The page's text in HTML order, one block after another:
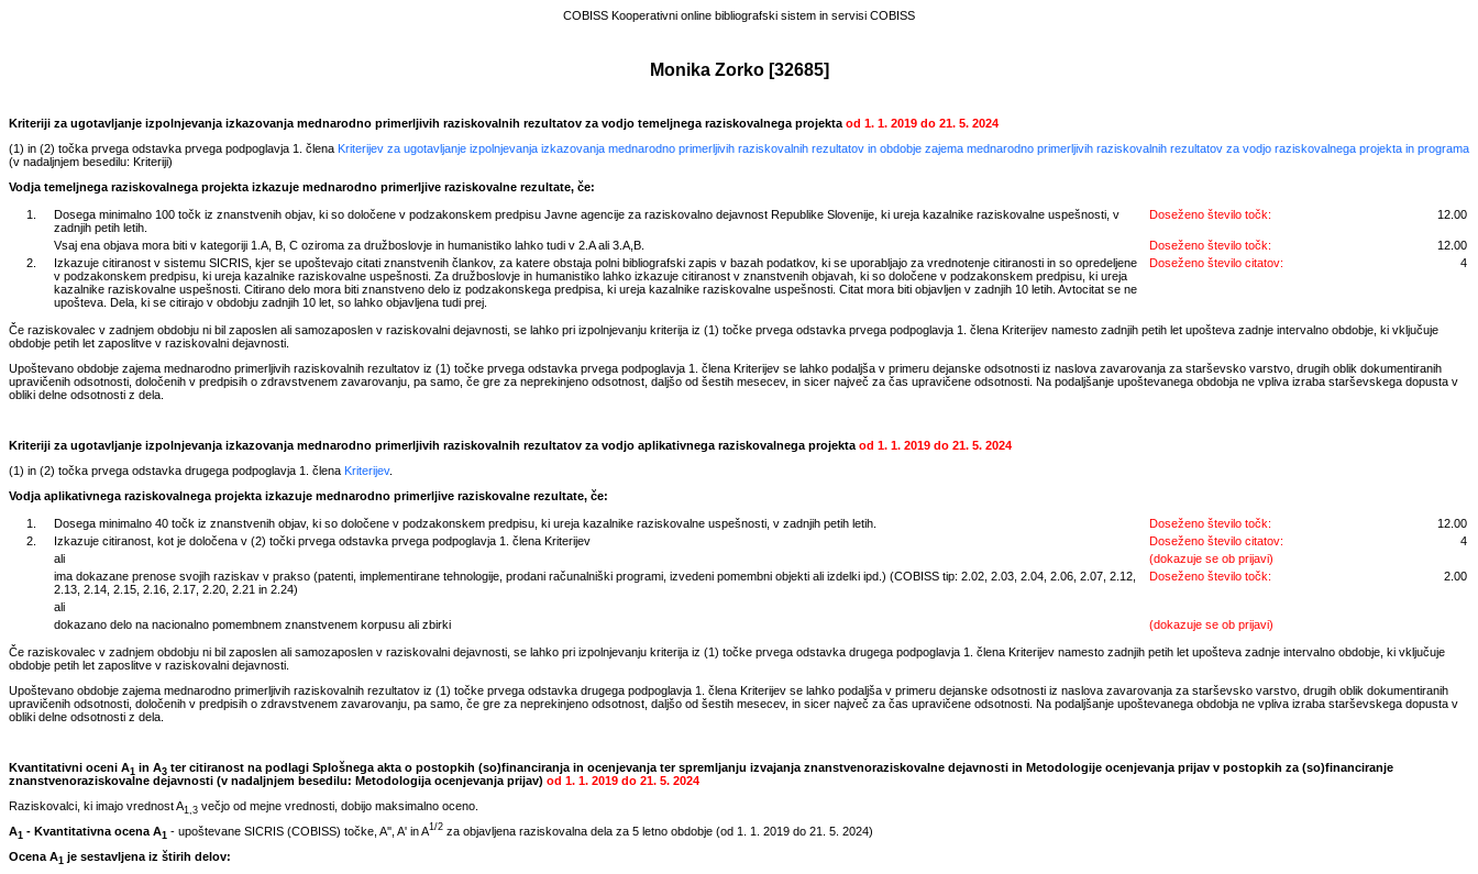
COBISS Kooperativni online bibliografski sistem in servisi COBISS
Monika Zorko[32685]
Kriteriji za ugotavljanje izpolnjevanja izkazovanja mednarodno primerljivih raziskovalnih rezultatov za vodjo temeljnega raziskovalnega projektaod 1. 1. 2019 do 21. 5. 2024
(1) in (2) točka prvega odstavka prvega podpoglavja 1. člena Kriterijev za ugotavljanje izpolnjevanja izkazovanja mednarodno primerljivih raziskovalnih rezultatov in obdobje zajema mednarodno primerljivih raziskovalnih rezultatov za vodjo raziskovalnega projekta in programa
(v nadaljnjem besedilu: Kriteriji)
Vodja temeljnega raziskovalnega projekta izkazuje mednarodno primerljive raziskovalne rezultate, če:
1.
Dosega minimalno 100 točk iz znanstvenih objav, ki so določene v podzakonskem predpisu Javne agencije za raziskovalno dejavnost Republike Slovenije, ki ureja kazalnike raziskovalne uspešnosti, v
zadnjih petih letih.
Doseženo število točk: 12.00
Vsaj ena objava mora biti v kategoriji 1.A, B, C oziroma za družboslovje in humanistiko lahko tudi v 2.A ali 3.A,B. Doseženo število točk:
12.00
2.
Izkazuje citiranost v sistemu SICRIS, kjer se upoštevajo citati znanstvenih člankov, za katere obstaja polni bibliografski zapis v bazah podatkov, ki se uporabljajo za vrednotenje citiranosti in so opredeljene
v podzakonskem predpisu, ki ureja kazalnike raziskovalne uspešnosti. Za družboslovje in humanistiko lahko izkazuje citiranost v znanstvenih objavah, ki so določene v podzakonskem predpisu, ki ureja
kazalnike raziskovalne uspešnosti. Citirano delo mora biti znanstveno delo iz podzakonskega predpisa, ki ureja kazalnike raziskovalne uspešnosti. Citat mora biti objavljen v zadnjih 10 letih. Avtocitat se ne
upošteva. Dela, ki se citirajo v obdobju zadnjih 10 let, so lahko objavljena tudi prej.
Doseženo število citatov: 4
Če raziskovalec v zadnjem obdobju ni bil zaposlen ali samozaposlen v raziskovalni dejavnosti, se lahko pri izpolnjevanju kriterija iz (1) točke prvega odstavka prvega podpoglavja 1. člena Kriterijev namesto zadnjih petih let upošteva zadnje intervalno obdobje, ki vključuje
obdobje petih let zaposlitve v raziskovalni dejavnosti.
Upoštevano obdobje zajema mednarodno primerljivih raziskovalnih rezultatov iz (1) točke prvega odstavka prvega podpoglavja 1. člena Kriterijev se lahko podaljša v primeru dejanske odsotnosti iz naslova zavarovanja za starševsko varstvo, drugih oblik dokumentiranih
upravičenih odsotnosti, določenih v predpisih o zdravstvenem zavarovanju, pa samo, če gre za neprekinjeno odsotnost, daljšo od šestih mesecev, in sicer največ za čas upravičene odsotnosti. Na podaljšanje upoštevanega obdobja ne vpliva izraba starševskega dopusta v
obliki delne odsotnosti z dela.
Kriteriji za ugotavljanje izpolnjevanja izkazovanja mednarodno primerljivih raziskovalnih rezultatov za vodjo aplikativnega raziskovalnega projektaod 1. 1. 2019 do 21. 5. 2024
(1) in (2) točka prvega odstavka drugega podpoglavja 1. člena Kriterijev.
Vodja aplikativnega raziskovalnega projekta izkazuje mednarodno primerljive raziskovalne rezultate, če:
1. Dosega minimalno 40 točk iz znanstvenih objav, ki so določene v podzakonskem predpisu, ki ureja kazalnike raziskovalne uspešnosti, v zadnjih petih letih. Doseženo število točk:
12.00
2.
Izkazuje citiranost, kot je določena v (2) točki prvega odstavka prvega podpoglavja 1. člena Kriterijev Doseženo število citatov:
4
ali
(dokazuje se ob prijavi)
ima dokazane prenose svojih raziskav v prakso (patenti, implementirane tehnologije, prodani računalniški programi, izvedeni pomembni objekti ali izdelki ipd.) (COBISS tip: 2.02, 2.03, 2.04, 2.06, 2.07, 2.12,
2.13, 2.14, 2.15, 2.16, 2.17, 2.20, 2.21 in 2.24)
Doseženo število točk: 2.00
ali
dokazano delo na nacionalno pomembnem znanstvenem korpusu ali zbirki
(dokazuje se ob prijavi)
Če raziskovalec v zadnjem obdobju ni bil zaposlen ali samozaposlen v raziskovalni dejavnosti, se lahko pri izpolnjevanju kriterija iz (1) točke prvega odstavka drugega podpoglavja 1. člena Kriterijev namesto zadnjih petih let upošteva zadnje intervalno obdobje, ki vključuje
obdobje petih let zaposlitve v raziskovalni dejavnosti.
Upoštevano obdobje zajema mednarodno primerljivih raziskovalnih rezultatov iz (1) točke prvega odstavka drugega podpoglavja 1. člena Kriterijev se lahko podaljša v primeru dejanske odsotnosti iz naslova zavarovanja za starševsko varstvo, drugih oblik dokumentiranih
upravičenih odsotnosti, določenih v predpisih o zdravstvenem zavarovanju, pa samo, če gre za neprekinjeno odsotnost, daljšo od šestih mesecev, in sicer največ za čas upravičene odsotnosti. Na podaljšanje upoštevanega obdobja ne vpliva izraba starševskega dopusta v
obliki delne odsotnosti z dela.
Kvantitativni oceni A1 in A3 ter citiranost na podlagi Splošnega akta o postopkih (so)financiranja in ocenjevanja ter spremljanju izvajanja znanstvenoraziskovalne dejavnosti in Metodologije ocenjevanja prijav v postopkih za (so)financiranje
znanstvenoraziskovalne dejavnosti (v nadaljnjem besedilu: Metodologija ocenjevanja prijav) od 1. 1. 2019 do 21. 5. 2024
Raziskovalci, ki imajo vrednost A1,3 večjo od mejne vrednosti, dobijo maksimalno oceno.
A1 - Kvantitativna ocena A1 - upoštevane SICRIS (COBISS) točke, A'', A' in A1/2 za objavljena raziskovalna dela za 5 letno obdobje (od 1. 1. 2019 do 21. 5. 2024)
Ocena A1 je sestavljena iz štirih delov: